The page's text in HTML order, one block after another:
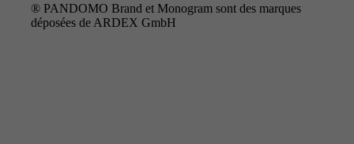
® PANDOMO Brand et Monogram sont des marques
déposées de ARDEX GmbH